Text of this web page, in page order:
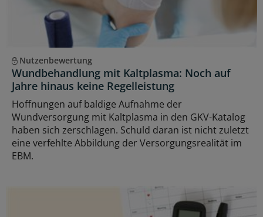
Nutzenbewertung
Wundbehandlung mit Kaltplasma: Noch auf
Jahre hinaus keine Regelleistung
Hoffnungen auf baldige Aufnahme der
Wundversorgung mit Kaltplasma in den GKV-Katalog
haben sich zerschlagen. Schuld daran ist nicht zuletzt
eine verfehlte Abbildung der Versorgungsrealität im
EBM.